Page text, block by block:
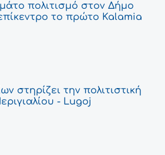
πολιτισμό στον Δήμο
το πρώτο Kalamia
στηρίζει την πολιτιστική
- Lugoj